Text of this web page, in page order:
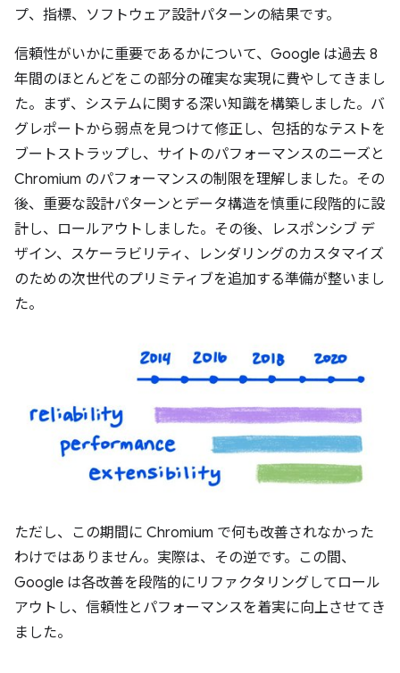
プ、指標、ソフトウェア設計パターンの結果です。
信頼性がいかに重要であるかについて、Google は過去 8
年間のほとんどをこの部分の確実な実現に費やしてきまし
た。まず、システムに関する深い知識を構築しました。バ
グレポートから弱点を見つけて修正し、包括的なテストを
ブートストラップし、サイトのパフォーマンスのニーズと
Chromium のパフォーマンスの制限を理解しました。その
後、重要な設計パターンとデータ構造を慎重に段階的に設
計し、ロールアウトしました。その後、レスポンシブ デ
ザイン、スケーラビリティ、レンダリングのカスタマイズ
のための次世代のプリミティブを追加する準備が整いまし
た。
ただし、この期間に Chromium で何も改善されなかった
わけではありません。実際は、その逆です。この間、
Google は各改善を段階的にリファクタリングしてロール
アウトし、信頼性とパフォーマンスを着実に向上させてき
ました。